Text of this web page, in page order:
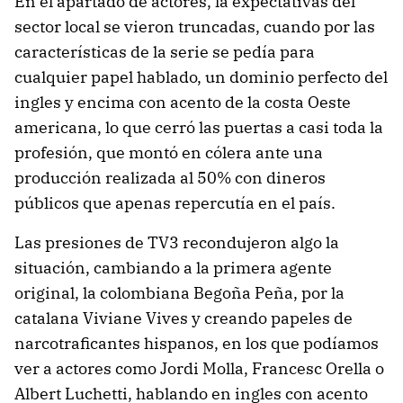
sector local se vieron truncadas, cuando por las
características de la serie se pedía para
cualquier papel hablado, un dominio perfecto del
ingles y encima con acento de la costa Oeste
americana, lo que cerró las puertas a casi toda la
profesión, que montó en cólera ante una
producción realizada al 50% con dineros
públicos que apenas repercutía en el país.
Las presiones de TV3 recondujeron algo la
situación, cambiando a la primera agente
original, la colombiana Begoña Peña, por la
catalana Viviane Vives y creando papeles de
narcotraficantes hispanos, en los que podíamos
ver a actores como Jordi Molla, Francesc Orella o
Albert Luchetti, hablando en ingles con acento